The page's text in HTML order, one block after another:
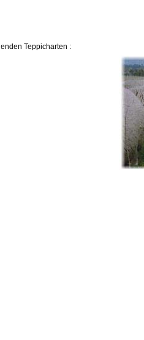
Teppicharten :